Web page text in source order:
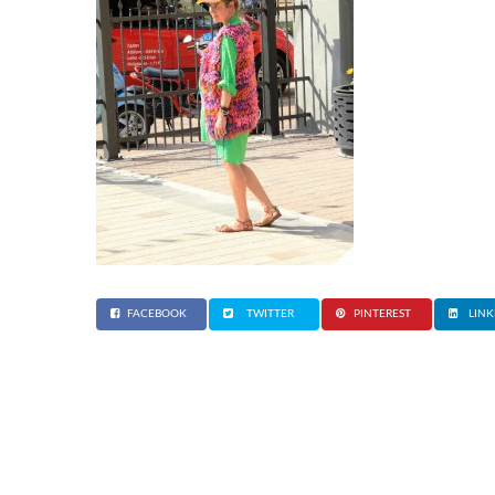
FACEBOOK TWITTER PINTEREST